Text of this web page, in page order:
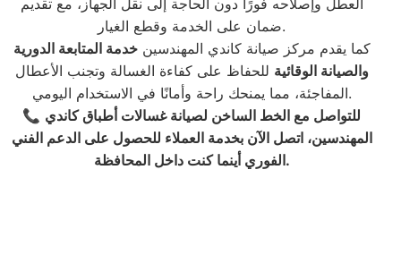
العطل وإصلاحه فورًا دون الحاجة إلى نقل الجهاز، مع تقديم
ضمان على الخدمة وقطع الغيار.
كما يقدم مركز صيانة كاندي المهندسينخدمة المتابعة الدورية
والصيانة الوقائية للحفاظ على كفاءة الغسالة وتجنب الأعطال
المفاجئة، مما يمنحك راحة وأمانًا في الاستخدام اليومي.
📞 للتواصل مع الخط الساخن لصيانة غسالات أطباق كاندي
المهندسين، اتصل الآن بخدمة العملاء للحصول على الدعم الفني
الفوري أينما كنت داخل المحافظة.